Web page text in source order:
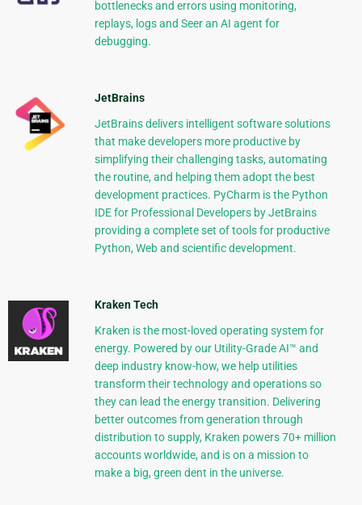
bottlenecks and errors using monitoring,
replays, logs and Seer an AI agent for
debugging.
JetBrains
JetBrains delivers intelligent software solutions
that make developers more productive by
simplifying their challenging tasks, automating
the routine, and helping them adopt the best
development practices. PyCharm is the Python
IDE for Professional Developers by JetBrains
providing a complete set of tools for productive
Python, Web and scientific development.
Kraken Tech
Kraken is the most-loved operating system for
energy. Powered by our Utility-Grade AI™ and
deep industry know-how, we help utilities
transform their technology and operations so
they can lead the energy transition. Delivering
better outcomes from generation through
distribution to supply, Kraken powers 70+ million
accounts worldwide, and is on a mission to
make a big, green dent in the universe.